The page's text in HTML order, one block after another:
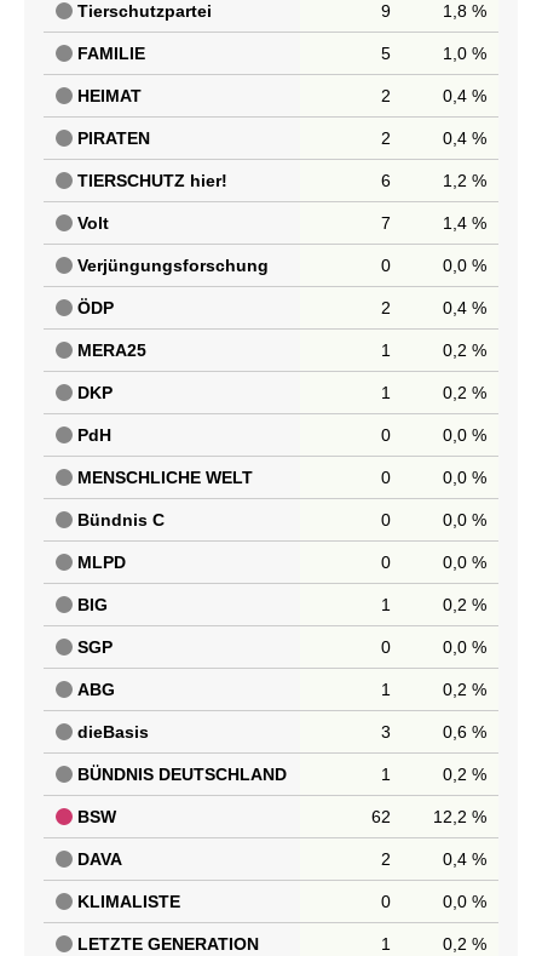
Tierschutzpartei 9 1,8 %
FAMILIE 5 1,0 %
HEIMAT 2 0,4 %
PIRATEN 2 0,4 %
TIERSCHUTZ hier! 6 1,2 %
Volt 7 1,4 %
Verjüngungsforschung 0 0,0 %
ÖDP 2 0,4 %
MERA25 1 0,2 %
DKP 1 0,2 %
PdH 0 0,0 %
MENSCHLICHE WELT 0 0,0 %
Bündnis C 0 0,0 %
MLPD 0 0,0 %
BIG 1 0,2 %
SGP 0 0,0 %
ABG 1 0,2 %
dieBasis 3 0,6 %
BÜNDNIS DEUTSCHLAND 1 0,2 %
BSW 62 12,2 %
DAVA 2 0,4 %
KLIMALISTE 0 0,0 %
LETZTE GENERATION 1 0,2 %